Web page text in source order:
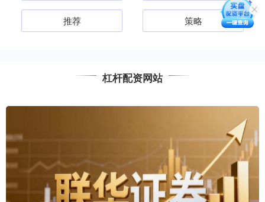
推荐 策略
杠杆配资网站